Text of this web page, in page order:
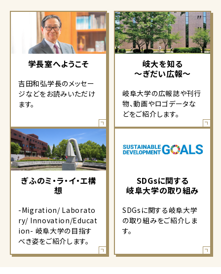
学長室へようこそ
吉田和弘学長のメッセー
ジなどをお読みいただけ
ます。
岐大を知る
～ぎだい広報～
岐阜大学の広報誌や刊行
物、動画やロゴデータな
どをご紹介します。
ぎふのミ・ラ・イ・エ構
想
-Migration/ Laborato
ry/ Innovation/Educat
ion- 岐阜大学の目指す
べき姿をご紹介します。
SDGsに関する
岐阜大学の取り組み
SDGsに関する岐阜大学
の取り組みをご紹介しま
す。